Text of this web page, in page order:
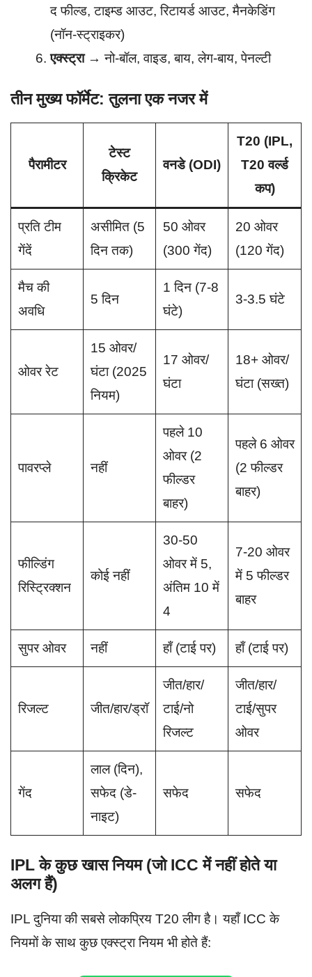
द फील्ड, टाइम्ड आउट, रिटायर्ड आउट, मैनकेडिंग
(नॉन-स्ट्राइकर)
एक्स्ट्रा→ नो-बॉल, वाइड, बाय, लेग-बाय, पेनल्टी
तीन मुख्य फॉर्मेट: तुलना एक नजर में
पैरामीटर
टेस्ट
क्रिकेट
वनडे (ODI)
T20 (IPL,
T20 वर्ल्ड
कप)
प्रति टीम
गेंदें
असीमित (5
दिन तक)
50 ओवर
(300 गेंद)
20 ओवर
(120 गेंद)
मैच की
अवधि
5 दिन
1 दिन (7-8
घंटे)
3-3.5 घंटे
ओवर रेट
15 ओवर/
घंटा (2025
नियम)
17 ओवर/
घंटा
18+ ओवर/
घंटा (सख्त)
पावरप्ले नहीं
पहले 10
ओवर (2
फील्डर
बाहर)
पहले 6 ओवर
(2 फील्डर
बाहर)
फील्डिंग
रिस्ट्रिक्शन
कोई नहीं
30-50
ओवर में 5,
अंतिम 10 में
4
7-20 ओवर
में 5 फील्डर
बाहर
सुपर ओवर नहीं हाँ (टाई पर) हाँ (टाई पर)
रिजल्ट जीत/हार/ड्रॉ
जीत/हार/
टाई/नो
रिजल्ट
जीत/हार/
टाई/सुपर
ओवर
गेंद
लाल (दिन),
सफेद (डे-
नाइट)
सफेद सफेद
IPL के कुछ खास नियम (जो ICC में नहीं होते या
अलग हैं)
IPL दुनिया की सबसे लोकप्रिय T20 लीग है। यहाँ ICC के
नियमों के साथ कुछ एक्स्ट्रा नियम भी होते हैं: